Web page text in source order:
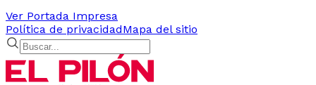
Ver Portada Impresa
Política de privacidadMapa del sitio